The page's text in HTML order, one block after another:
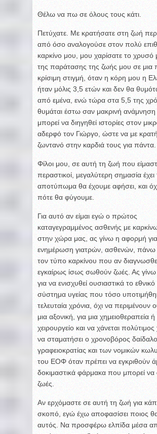
Θέλω να πω σε όλους τους κάτι.
Πετύχατε. Με κρατήσατε στη ζωή
από όσο αναλογούσε στον πολύ
καρκίνο μου, μου χαρίσατε το χρυσό
της παράτασης της ζωής μου σε μια
κρίσιμη στιγμή, όταν η κόρη μου η
ήταν μόλις 3,5 ετών και δεν θα
από εμένα, ενώ τώρα στα 5,5 της
θυμάται έστω σαν μακρινή ανάμνηση
μπορεί να διηγηθεί ιστορίες στον
αδερφό τον Γιώργο, ώστε να με
ζωντανό στην καρδιά τους για πάντα.
Φίλοι μου, σε αυτή τη ζωή που
περαστικοί, μεγαλύτερη σημασία έχει
αποτύπωμα θα έχουμε αφήσει, και
πότε θα φύγουμε.
Για αυτό αν είμαι εγώ ο πρώτος
καταγεγραμμένος ασθενής με
στην χώρα μας, ας γίνω η αφορμή
ενημέρωση γιατρών, ασθενών, πάνω
τον τύπο καρκίνου που αν
εγκαίρως ίσως σωθούν ζωές. Ας
για να ενισχυθεί ουσιαστικά το
σύστημα υγείας που τόσο
τελευταία χρόνια, όχι να περιμένουν
μια αξονική, για μια χημειοθεραπεία ή
χειρουργείο και να χάνεται πολύτιμος
να σταματήσει ο χρονοβόρος
γραφειοκρατίας και των νομικών
του ΕΟΦ όταν πρέπει να εγκριθούν
δοκιμαστικά φάρμακα που μπορεί
ζωές.
Αν ερχόμαστε σε αυτή τη ζωή για
σκοπό, εγώ έχω αποφασίσει ποιος θα
αυτός. Να προσφέρω ελπίδα μέσα